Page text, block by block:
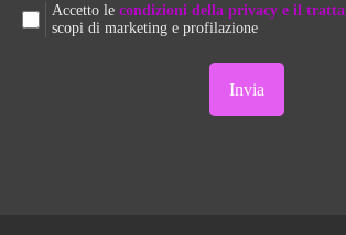
Accetto le condizioni della privacy e il
scopi di marketing e profilazione